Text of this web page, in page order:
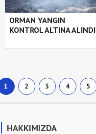
ORMAN YANGIN
KONTROL ALTINA ALINDI
1 2 3 4 5
HAKKIMIZDA